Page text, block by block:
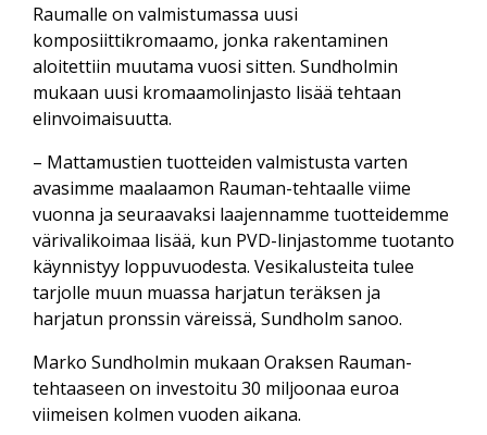
Raumalle on valmistumassa uusi
komposiittikromaamo, jonka rakentaminen
aloitettiin muutama vuosi sitten. Sundholmin
mukaan uusi kromaamolinjasto lisää tehtaan
elinvoimaisuutta.
– Mattamustien tuotteiden valmistusta varten
avasimme maalaamon Rauman-tehtaalle viime
vuonna ja seuraavaksi laajennamme tuotteidemme
värivalikoimaa lisää, kun PVD-linjastomme tuotanto
käynnistyy loppuvuodesta. Vesikalusteita tulee
tarjolle muun muassa harjatun teräksen ja
harjatun pronssin väreissä, Sundholm sanoo.
Marko Sundholmin mukaan Oraksen Rauman-
tehtaaseen on investoitu 30 miljoonaa euroa
viimeisen kolmen vuoden aikana.